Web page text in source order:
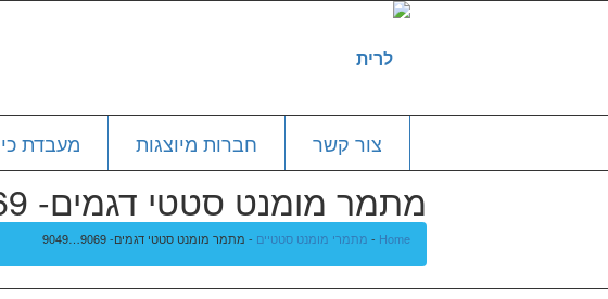
מעבדת חברות מיוצגות צור קשר
מתמר מומנט סטטי דגמים- 9069…9049
Home
- מתמרי מומנט סטטיים - מתמר מומנט סטטי דגמים- 9069…9049